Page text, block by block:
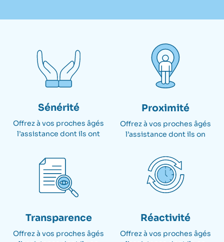
Sénérité
Offrez à vos proches âgés
l’assistance dont ils ont​
Proximité
Offrez à vos proches âgés
l’assistance dont ils on
Transparence
Offrez à vos proches âgés
Réactivité
Offrez à vos proches âgés